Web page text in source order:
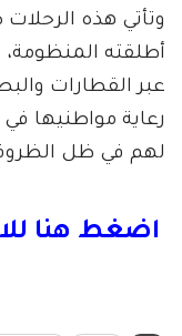
وتأتي هذه
أطلقته
عبر القطارات
رعاية مواطنيها
لهم في ظل الظروف
اضغط هنا